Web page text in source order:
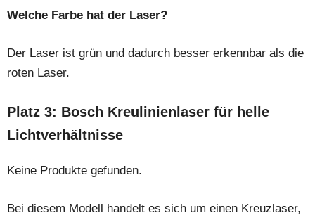
Welche Farbe hat der Laser?
Der Laser ist grün und dadurch besser erkennbar als die
roten Laser.
Platz 3: Bosch Kreulinienlaser für helle
Lichtverhältnisse
Keine Produkte gefunden.
Bei diesem Modell handelt es sich um einen Kreuzlaser,